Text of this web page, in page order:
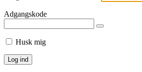
Adgangskode
Husk mig